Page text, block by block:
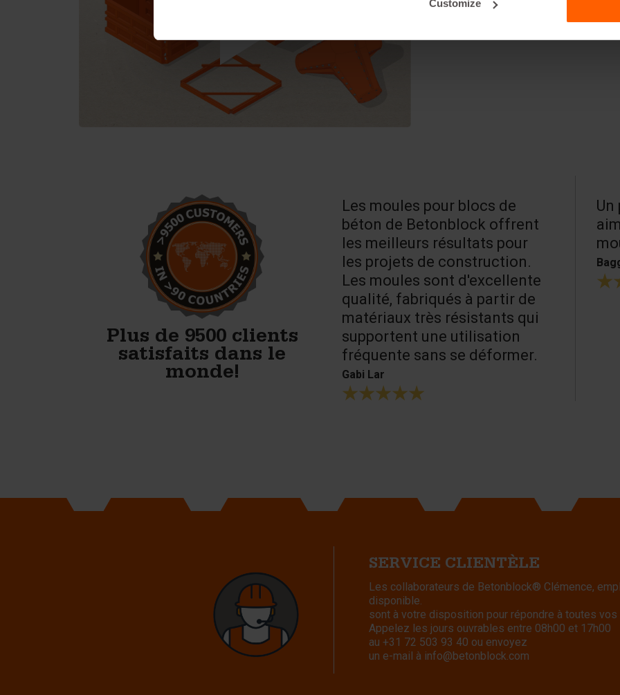
Customize
Plus de 9500 clients
satisfaits dans le
monde!
Nous commençons la
production de blocs en béton.
Avec les moules de
Betonblock, nous avons tout
ce qu’il faut pour bien
Les moules pour blocs de
béton de Betonblock offrent
les meilleurs résultats pour
les projets de construction.
Les moules sont d'excellente
qualité, fabriqués à partir de
matériaux très résistants qui
supportent une utilisation
fréquente sans se déformer.
Gabi Lar
SERVICE CLIENTÈLE
Les collaborateurs de Betonblock® Clémence,
disponible.
sont à votre disposition pour répondre à toutes vos
Appelez les jours ouvrables entre 08h00 et 17h00
au +31 72 503 93 40 ou envoyez
un e-mail à info@betonblock.com